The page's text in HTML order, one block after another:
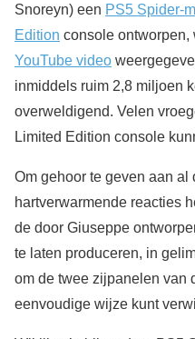
Snoreyn) een PS5 Spider-
Edition console
YouTube video
inmiddels ruim 2,8 miljoen
overweldigend. Velen
Limited Edition console
Om gehoor te geven aan al
hartverwarmende reacties
de door Giuseppe
te laten produceren, in
om de twee zijpanelen van
eenvoudige wijze kunt